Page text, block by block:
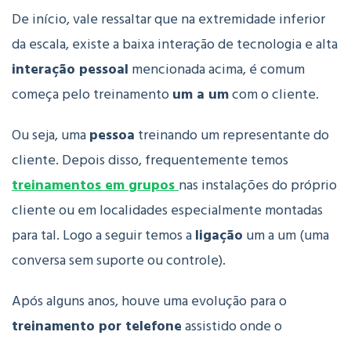
De início, vale ressaltar que na extremidade inferior
da escala, existe a baixa interação de tecnologia e alta
interação pessoal mencionada acima, é comum
começa pelo treinamentoum a umcom o cliente.
Ou seja, umapessoa treinando um representante do
cliente. Depois disso, frequentemente temos
treinamentos em gruposnas instalações do próprio
cliente ou em localidades especialmente montadas
para tal. Logo a seguir temos aligação um a um (uma
conversa sem suporte ou controle).
Após alguns anos, houve uma evolução para o
treinamento por telefoneassistido onde o